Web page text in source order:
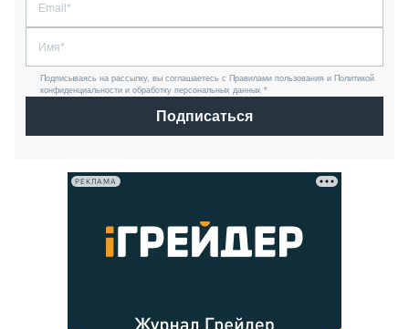
Подписываясь на рассылку, вы соглашаетесь с Правилами пользования и Политикой
конфиденциальности и обработку персональных данных *
Подписаться
РЕКЛАМА